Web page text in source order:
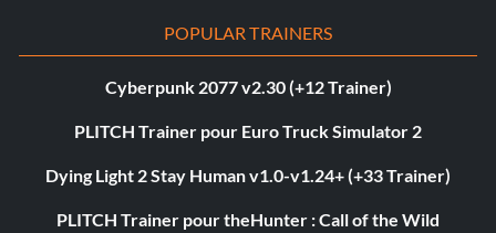
POPULAR TRAINERS
Cyberpunk 2077 v2.30 (+12 Trainer)
PLITCH Trainer pour Euro Truck Simulator 2
Dying Light 2 Stay Human v1.0-v1.24+ (+33 Trainer)
PLITCH Trainer pour theHunter : Call of the Wild